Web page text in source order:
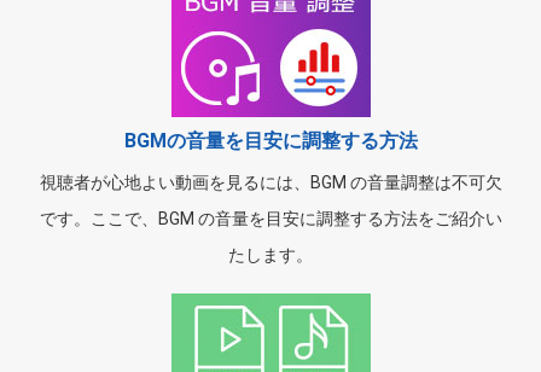
BGMの音量を目安に調整する方法
視聴者が心地よい動画を見るには、BGM の音量調整は不可欠
です。ここで、BGM の音量を目安に調整する方法をご紹介い
たします。